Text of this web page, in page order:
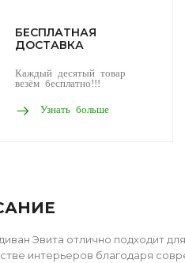
БЕСПЛАТНАЯ
ДОСТАВКА
Каждый десятый товар
везём бесплатно!!!
Узнать больше
Эвита отлично подходит
интерьеров благодаря